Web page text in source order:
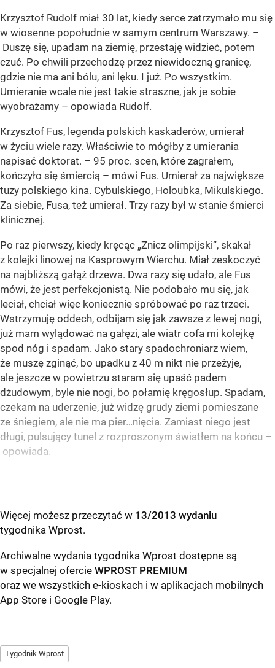
Krzysztof Rudolf miał 30 lat, kiedy serce zatrzymało mu się
w wiosenne popołudnie w samym centrum Warszawy. –
Duszę się, upadam na ziemię, przestaję widzieć, potem
czuć. Po chwili przechodzę przez niewidoczną granicę,
gdzie nie ma ani bólu, ani lęku. I już. Po wszystkim.
Umieranie wcale nie jest takie straszne, jak je sobie
wyobrażamy – opowiada Rudolf.
Krzysztof Fus, legenda polskich kaskaderów, umierał
w życiu wiele razy. Właściwie to mógłby z umierania
napisać doktorat. – 95 proc. scen, które zagrałem,
kończyło się śmiercią – mówi Fus. Umierał za największe
tuzy polskiego kina. Cybulskiego, Holoubka, Mikulskiego.
Za siebie, Fusa, też umierał. Trzy razy był w stanie śmierci
klinicznej.
Po raz pierwszy, kiedy kręcąc „Znicz olimpijski”, skakał
z kolejki linowej na Kasprowym Wierchu. Miał zeskoczyć
na najbliższą gałąź drzewa. Dwa razy się udało, ale Fus
mówi, że jest perfekcjonistą. Nie podobało mu się, jak
leciał, chciał więc koniecznie spróbować po raz trzeci.
Wstrzymuję oddech, odbijam się jak zawsze z lewej nogi,
już mam wylądować na gałęzi, ale wiatr cofa mi kolejkę
spod nóg i spadam. Jako stary spadochroniarz wiem,
że muszę zginąć, bo upadku z 40 m nikt nie przeżyje,
ale jeszcze w powietrzu staram się upaść padem
dżudowym, byle nie nogi, bo połamię kręgosłup. Spadam,
czekam na uderzenie, już widzę grudy ziemi pomieszane
ze śniegiem, ale nie ma pier…nięcia. Zamiast niego jest
długi, pulsujący tunel z rozproszonym światłem na końcu –
opowiada.
Więcej możesz przeczytać w 13/2013 wydaniu
tygodnika Wprost.
Archiwalne wydania tygodnika Wprost dostępne są
w specjalnej ofercie WPROST PREMIUM
oraz we wszystkich e-kioskach i w aplikacjach mobilnych
App Store i Google Play.
Tygodnik Wprost